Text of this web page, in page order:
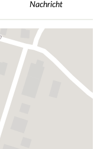
Nachricht